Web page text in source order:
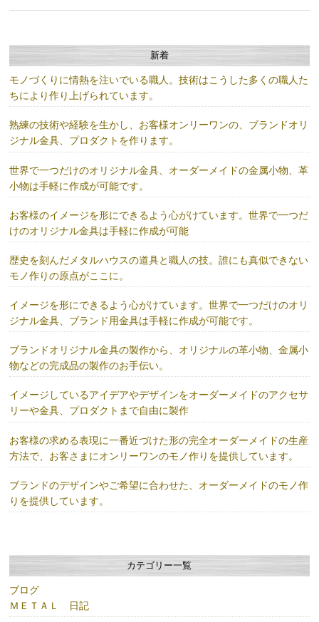
新着
モノづくりに情熱を注いでいる職人。技術はこうした多くの職人た
ちにより作り上げられています。
熟練の技術や経験を生かし、お客様オンリーワンの、ブランドオリ
ジナル金具、プロダクトを作ります。
世界で一つだけのオリジナル金具、オーダーメイドの金属小物、革
小物は手軽に作成が可能です。
お客様のイメージを形にできるよう心がけています。世界で一つだ
けのオリジナル金具は手軽に作成が可能
歴史を刻んだメタルハウスの道具と職人の技。誰にも真似できない
モノ作りの原点がここに。
イメージを形にできるよう心がけています。世界で一つだけのオリ
ジナル金具、ブランド用金具は手軽に作成が可能です。
ブランドオリジナル金具の製作から、オリジナルの革小物、金属小
物などの完成品の製作のお手伝い。
イメージしているアイデアやデザインをオーダーメイドのアクセサ
リーや金具、プロダクトまで自由に製作
お客様の求める表現に一番近づけた形の完全オーダーメイドの生産
方法で、お客さまにオンリーワンのモノ作りを提供しています。
ブランドのデザインやご希望に合わせた、オーダーメイドのモノ作
りを提供しています。
カテゴリー一覧
ブログ
ＭＥＴＡＬ 日記